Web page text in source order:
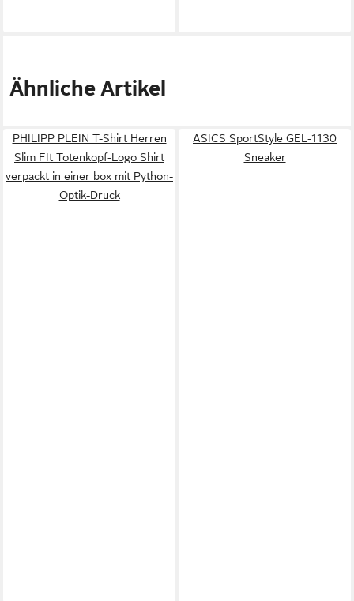
Ähnliche Artikel
PHILIPP PLEIN T-Shirt Herren
Slim FIt Totenkopf-Logo Shirt
verpackt in einer box mit Python-
Optik-Druck
ASICS SportStyle GEL-1130
Sneaker